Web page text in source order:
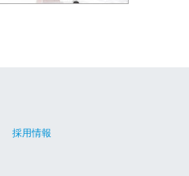
採用情報